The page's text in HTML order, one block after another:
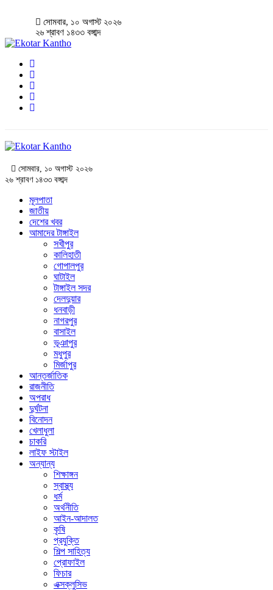
সোমবার, ১০ অগাস্ট ২০২৬
২৬ শ্রাবণ ১৪৩৩ বঙ্গাব্দ
সোমবার, ১০ অগাস্ট ২০২৬
২৬ শ্রাবণ ১৪৩৩ বঙ্গাব্দ
মূলপাতা
জাতীয়
দেশের খবর
আমাদের টাঙ্গাইল
সখীপুর
কালিহাতী
গোপালপুর
ঘাটাইল
টাঙ্গাইল সদর
দেলদুয়ার
ধনবাড়ী
নাগরপুর
বাসাইল
ভূঞাপুর
মধুপুর
মির্জাপুর
আন্তর্জাতিক
রাজনীতি
অপরাধ
দুর্ঘটনা
বিনোদন
খেলাধুলা
চাকরি
লাইফ স্টাইল
অন্যান্য
শিক্ষাঙ্গন
স্বাস্থ্য
ধর্ম
অর্থনীতি
আইন-আদালত
কৃষি
প্রযুক্তি
শিল্প সাহিত্য
প্রোফাইল
ফিচার
এক্সক্লুসিভ